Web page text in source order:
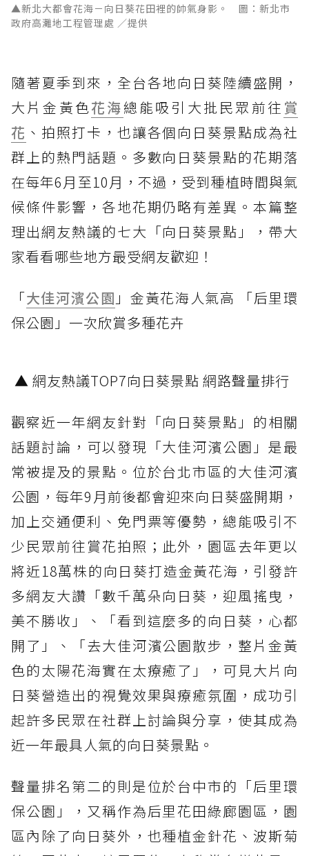
▲新北大都會花海－向日葵花田裡的帥氣身影。 圖：新北市
政府高灘地工程管理處 ／提供
隨著夏季到來，全台各地向日葵陸續盛開，
大片金黃色花海總能吸引大批民眾前往 賞
花 、拍照打卡，也讓各個向日葵景點成為社
群上的熱門話題。多數向日葵景點的花期落
在每年6月至10月，不過，受到種植時間與氣
候條件影響，各地花期仍略有差異。本篇整
理出網友熱議的七大「向日葵景點」，帶大
家看看哪些地方最受網友歡迎！
「大佳河濱公園 」金黃花海人氣高 「后里環
保公園」一次欣賞多種花卉
▲ 網友熱議TOP7向日葵景點 網路聲量排行
觀察近一年網友針對「向日葵景點」的相關
話題討論，可以發現「大佳河濱公園」是最
常被提及的景點。位於台北市區的大佳河濱
公園，每年9月前後都會迎來向日葵盛開期，
加上交通便利、免門票等優勢，總能吸引不
少民眾前往賞花拍照；此外，園區去年更以
將近18萬株的向日葵打造金黃花海，引發許
多網友大讚「數千萬朵向日葵，迎風搖曳，
美不勝收」、「看到這麼多的向日葵，心都
開了」、「去大佳河濱公園散步，整片金黃
色的太陽花海實在太療癒了」，可見大片向
日葵營造出的視覺效果與療癒氛圍，成功引
起許多民眾在社群上討論與分享，使其成為
近一年最具人氣的向日葵景點。
聲量排名第二的則是位於台中市的「后里環
保公園」，又稱作為后里花田綠廊園區，園
區內除了向日葵外，也種植金針花、波斯菊